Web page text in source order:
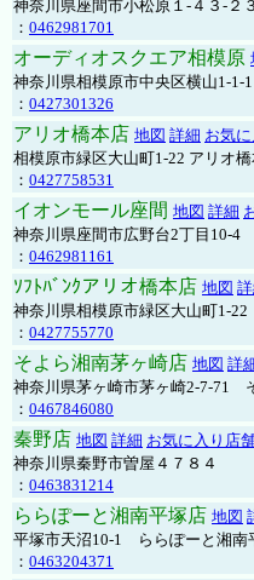
神奈川県座間市小松原１-４３-２３
： 0462981701
オーディオスクエア相模原
神奈川県相模原市中央区横山1-1-
： 0427301326
アリオ橋本店 地図 詳細 お気
相模原市緑区大山町1-22 アリオ
： 0427758531
イオンモール座間 地図 詳細
神奈川県座間市広野台2丁目10-
： 0462981161
ｿﾌﾄﾊﾞﾝｸアリオ橋本店 地図
神奈川県相模原市緑区大山町1-
： 0427755770
そよら湘南茅ヶ崎店 地図 詳
神奈川県茅ヶ崎市茅ヶ崎2‐7‐71
： 0467846080
秦野店 地図 詳細 お気に入り店
神奈川県秦野市曽屋４７８４
： 0463831214
ららぽーと湘南平塚店 地図
平塚市天沼10-1 ららぽーと湘南
： 0463204371